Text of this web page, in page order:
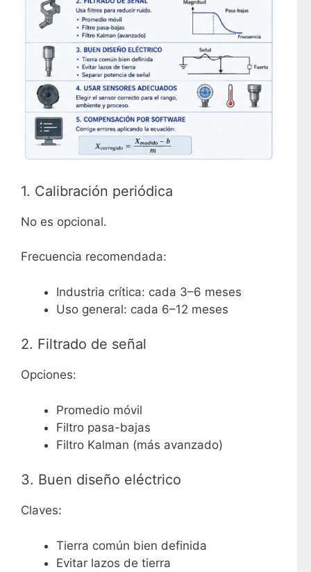
1. Calibración periódica
No es opcional.
Frecuencia recomendada:
Industria crítica: cada 3–6 meses
Uso general: cada 6–12 meses
2. Filtrado de señal
Opciones:
Promedio móvil
Filtro pasa-bajas
Filtro Kalman (más avanzado)
3. Buen diseño eléctrico
Claves:
Tierra común bien definida
Evitar lazos de tierra